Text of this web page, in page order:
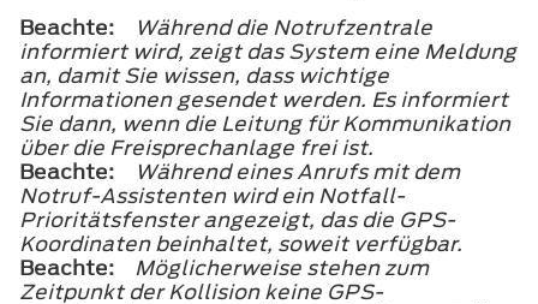
Beachte:
Während die Notrufzentrale
informiert wird, zeigt das System eine Meldung
an, damit Sie wissen, dass wichtige
Informationen gesendet werden. Es informiert
Sie dann, wenn die Leitung für Kommunikation
über die Freisprechanlage frei ist.
Beachte:
Während eines Anrufs mit dem
Notruf-Assistenten wird ein Notfall-
Prioritätsfenster angezeigt, das die GPS-
Koordinaten beinhaltet, soweit verfügbar.
Beachte:
Möglicherweise stehen zum
Zeitpunkt der Kollision keine GPS-